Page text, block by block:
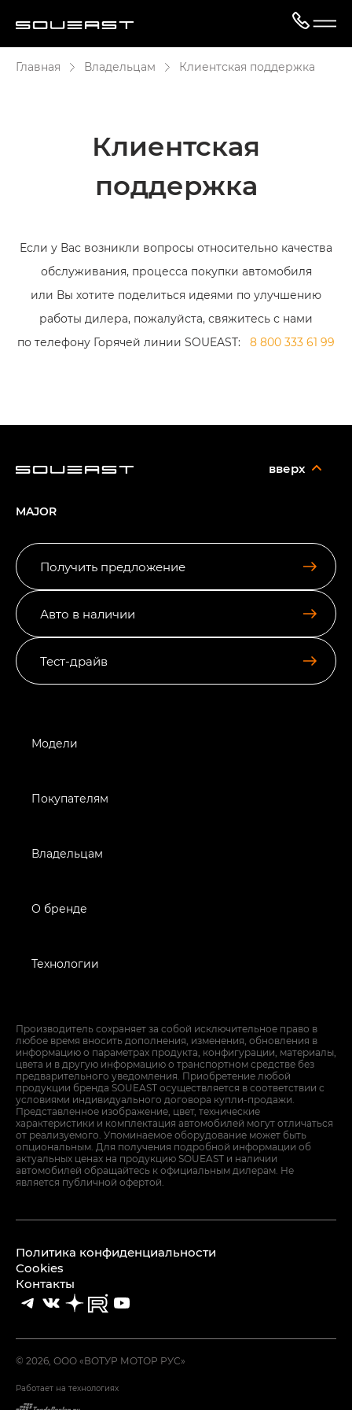
Главная Владельцам Клиентская поддержка
Клиентская
поддержка
Если у Вас возникли вопросы относительно качества
обслуживания, процесса покупки автомобиля
или Вы хотите поделиться идеями по улучшению
работы дилера, пожалуйста, свяжитесь с нами
по телефону Горячей линии SOUEAST: 8 800 333 61 99
Получить предложение
Авто в наличии
Тест-драйв
вверх
MAJOR
Модели
Покупателям
Владельцам
О бренде
Технологии
Производитель сохраняет за собой исключительное право в
любое время вносить дополнения, изменения, обновления в
информацию о параметрах продукта, конфигурации, материалы,
цвета и в другую информацию о транспортном средстве без
предварительного уведомления. Приобретение любой
продукции бренда SOUEAST осуществляется в соответствии с
условиями индивидуального договора купли-продажи.
Представленное изображение, цвет, технические
характеристики и комплектация автомобилей могут отличаться
от реализуемого. Упоминаемое оборудование может быть
опциональным. Для получения подробной информации об
актуальных ценах на продукцию SOUEAST и наличии
автомобилей обращайтесь к официальным дилерам. Не
является публичной офертой.
© 2026, ООО «ВОТУР МОТОР РУС»
Политика конфиденциальности
Cookies
Контакты
Работает на технологиях